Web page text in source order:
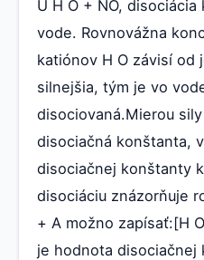
Û H O + NO,
vode. Rovnovážna
katiónov H O závisí od
silnejšia, tým je vo
disociovaná.Mierou
disociačná konštanta,
disociačnej konštanty
disociáciu znázorňuje
+ A možno zapísať:[H
je hodnota